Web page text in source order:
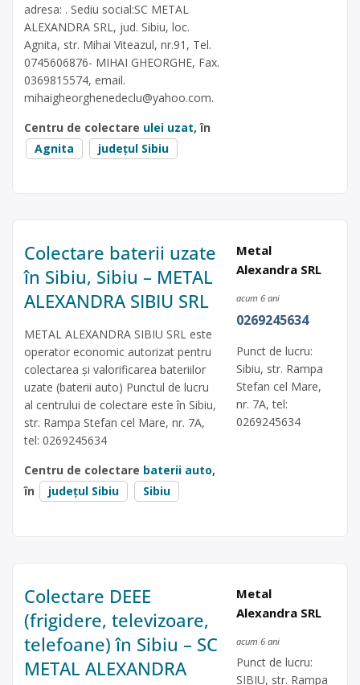
adresa: . Sediu social:SC METAL
ALEXANDRA SRL, jud. Sibiu, loc.
Agnita, str. Mihai Viteazul, nr.91, Tel.
0745606876- MIHAI GHEORGHE, Fax.
0369815574, email.
mihaigheorghenedeclu@yahoo.com.
Centru de colectare ulei uzat, în
Agnita
județul Sibiu
Colectare baterii uzate
în Sibiu, Sibiu – METAL
ALEXANDRA SIBIU SRL
METAL ALEXANDRA SIBIU SRL este
operator economic autorizat pentru
colectarea și valorificarea bateriilor
uzate (baterii auto) Punctul de lucru
al centrului de colectare este în Sibiu,
str. Rampa Stefan cel Mare, nr. 7A,
tel: 0269245634
Centru de colectare baterii auto,
în
județul Sibiu Sibiu
Metal
Alexandra SRL
acum 6 ani
0269245634
Punct de lucru:
Sibiu, str. Rampa
Stefan cel Mare,
nr. 7A, tel:
0269245634
Colectare DEEE
(frigidere, televizoare,
telefoane) în Sibiu – SC
METAL ALEXANDRA
Metal
Alexandra SRL
acum 6 ani
Punct de lucru:
SIBIU, str. Rampa